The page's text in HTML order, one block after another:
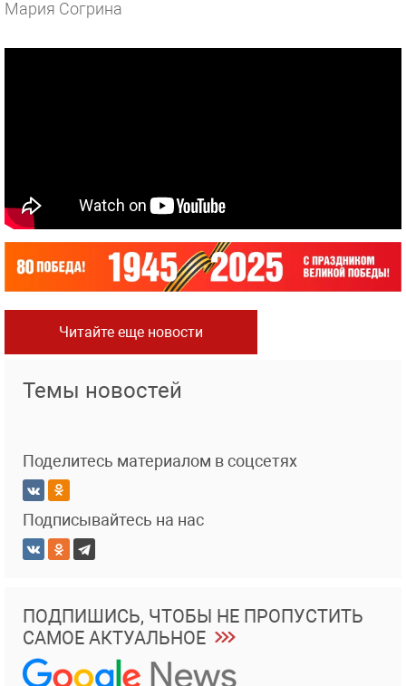
Мария Согрина
Читайте еще новости
Темы новостей
Поделитесь материалом в соцсетях
Подписывайтесь на нас
ПОДПИШИСЬ, ЧТОБЫ НЕ ПРОПУСТИТЬ
САМОЕ АКТУАЛЬНОЕ